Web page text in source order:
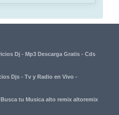
Dj - Mp3 Descarga Gratis - Cds
Djs - Tv y Radio en Vivo -
tu Musica alto remix altoremix